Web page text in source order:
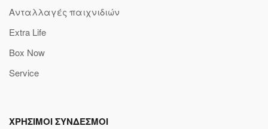
Ανταλλαγές παιχνιδιών
Extra Life
Box Now
Service
ΧΡΗΣΙΜΟΙ ΣΥΝΔΕΣΜΟΙ